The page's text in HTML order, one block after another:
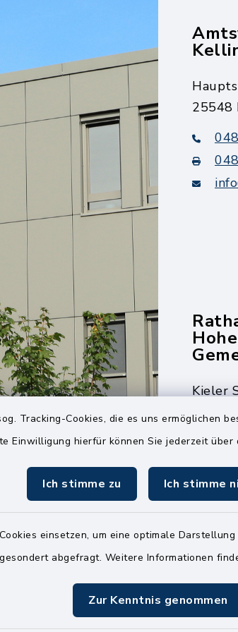
Tracking-Cookies, die es uns ermöglichen
Einwilligung hierfür können Sie jederzeit über
Ich stimme zu Ich stimme
einsetzen, um eine optimale
abgefragt. Weitere Informationen
Zur Kenntnis genommen
25548
Kieler
25551